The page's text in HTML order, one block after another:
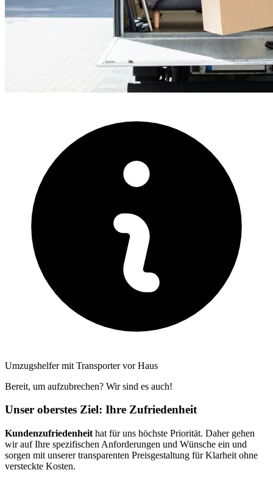
Umzugshelfer mit Transporter vor Haus
Bereit, um aufzubrechen? Wir sind es auch!
Unser oberstes Ziel: Ihre Zufriedenheit
Kundenzufriedenheit hat für uns höchste Priorität. Daher gehen
wir auf Ihre spezifischen Anforderungen und Wünsche ein und
sorgen mit unserer transparenten Preisgestaltung für Klarheit ohne
versteckte Kosten.